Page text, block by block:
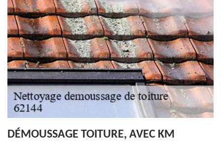
DÉMOUSSAGE TOITURE, AVEC KM